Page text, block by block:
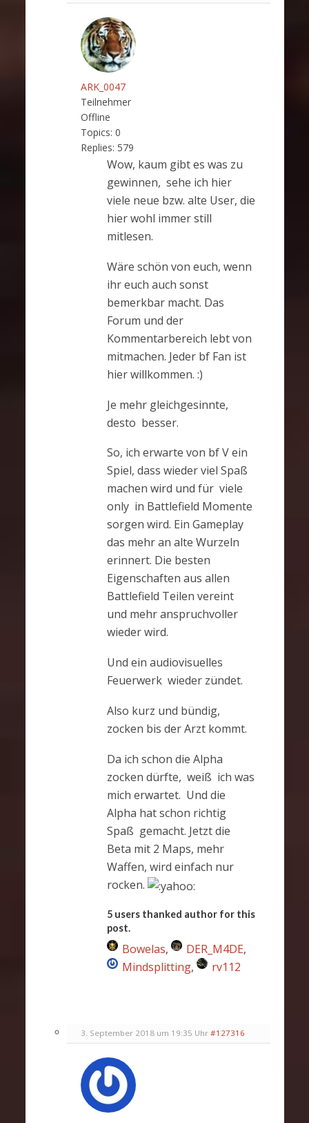
ARK_0047
Teilnehmer
Offline
Topics: 0
Replies: 579
Wow, kaum gibt es was zu
gewinnen, sehe ich hier
viele neue bzw. alte User, die
hier wohl immer still
mitlesen.
Wäre schön von euch, wenn
ihr euch auch sonst
bemerkbar macht. Das
Forum und der
Kommentarbereich lebt von
mitmachen. Jeder bf Fan ist
hier willkommen. :)
Je mehr gleichgesinnte,
desto besser.
So, ich erwarte von bf V ein
Spiel, dass wieder viel Spaß
machen wird und für viele
only in Battlefield Momente
sorgen wird. Ein Gameplay
das mehr an alte Wurzeln
erinnert. Die besten
Eigenschaften aus allen
Battlefield Teilen vereint
und mehr anspruchvoller
wieder wird.
Und ein audiovisuelles
Feuerwerk wieder zündet.
Also kurz und bündig,
zocken bis der Arzt kommt.
Da ich schon die Alpha
zocken dürfte, weiß ich was
mich erwartet. Und die
Alpha hat schon richtig
Spaß gemacht. Jetzt die
Beta mit 2 Maps, mehr
Waffen, wird einfach nur
rocken.
5 users thanked author for this
post.
Bowelas, DER_M4DE,
Mindsplitting, rv112
3. September 2018 um 19:35 Uhr #127316